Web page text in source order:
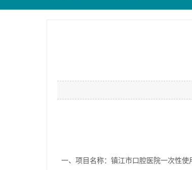
一、项目名称：镇江市口腔医院一次性使